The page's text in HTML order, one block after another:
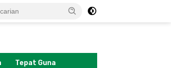
Tepat Guna